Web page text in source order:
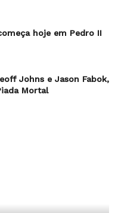
hoje em Pedro II
Johns e Jason Fabok,
Mortal